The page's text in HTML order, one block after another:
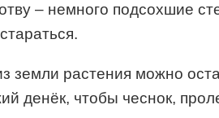
– немного подсохшие
земли растения можно
денёк, чтобы чеснок,